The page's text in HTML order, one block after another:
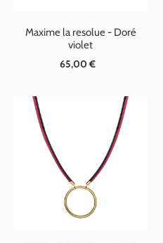
Maxime la resolue - Doré
violet
Prix
65,00 €